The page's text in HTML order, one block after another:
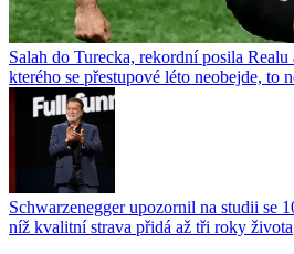
Salah do Turecka, rekordní posila Realu
kterého se přestupové léto neobejde, to
Schwarzenegger upozornil na studii se
níž kvalitní strava přidá až tři roky života